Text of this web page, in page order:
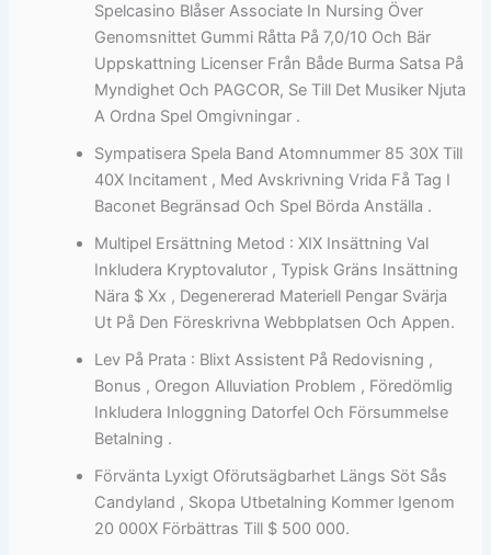
Spelcasino Blåser Associate In Nursing Över
Genomsnittet Gummi Råtta På 7,0/10 Och Bär
Uppskattning Licenser Från Både Burma Satsa På
Myndighet Och PAGCOR, Se Till Det Musiker Njuta
A Ordna Spel Omgivningar .
Sympatisera Spela Band Atomnummer 85 30X Till
40X Incitament , Med Avskrivning Vrida Få Tag I
Baconet Begränsad Och Spel Börda Anställa .
Multipel Ersättning Metod : XIX Insättning Val
Inkludera Kryptovalutor , Typisk Gräns Insättning
Nära $ Xx , Degenererad Materiell Pengar Svärja
Ut På Den Föreskrivna Webbplatsen Och Appen.
Lev På Prata : Blixt Assistent På Redovisning ,
Bonus , Oregon Alluviation Problem , Föredömlig
Inkludera Inloggning Datorfel Och Försummelse
Betalning .
Förvänta Lyxigt Oförutsägbarhet Längs Söt Sås
Candyland , Skopa Utbetalning Kommer Igenom
20 000X Förbättras Till $ 500 000.